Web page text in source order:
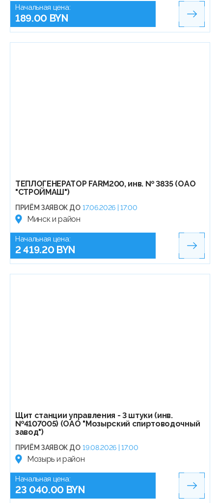
Начальная цена:
189.00 BYN
ТЕПЛОГЕНЕРАТОР FARM200, инв. № 3835 (ОАО
"СТРОЙМАШ")
ПРИЁМ ЗАЯВОК ДО 17.06.2026 | 17:00
Минск и район
Начальная цена:
2 419.20 BYN
Щит станции управления - 3 штуки (инв.
№4107005) (ОАО "Мозырский спиртоводочный
завод")
ПРИЁМ ЗАЯВОК ДО 19.08.2026 | 17:00
Мозырь и район
Начальная цена:
23 040.00 BYN